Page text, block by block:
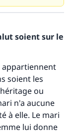
soient sur le
appartiennent
soient les
ou
n'a aucune
à elle. Le mari
lui donne